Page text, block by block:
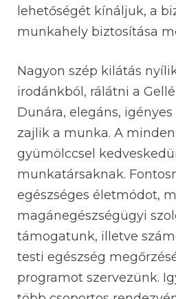
lehetőségét kínáljuk, a
munkahely biztosítása
Nagyon szép kilátás
irodánkból, rálátni a
Dunára, elegáns,
zajlik a munka. A
gyümölccsel
munkatársaknak.
egészséges életmódot,
magánegészségügyi
támogatunk, illetve
testi egészség
programot szervezünk.